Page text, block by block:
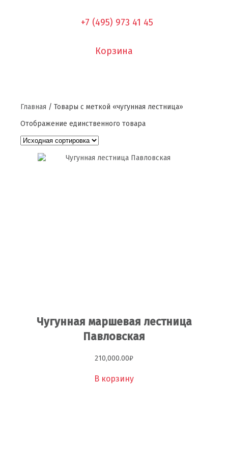
+7 (495) 973 41 45
Корзина
Главная / Товары с меткой «чугунная лестница»
Отображение единственного товара
Чугунная маршевая лестница
Павловская
210,000.00₽
В корзину